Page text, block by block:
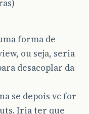
forma de
ou seja, seria
desacoplar da
se depois vc for
Iria ter que